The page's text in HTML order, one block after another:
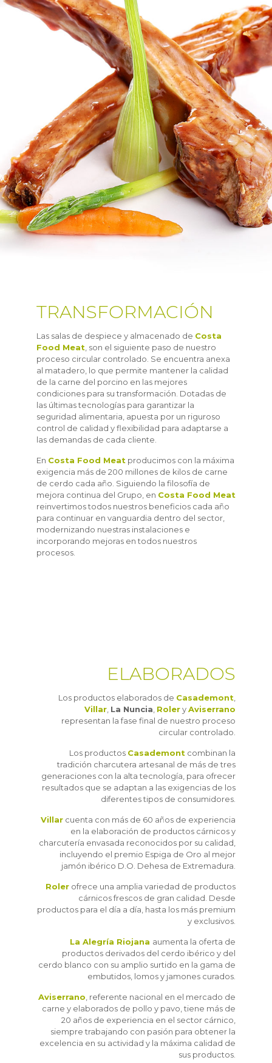
TRANSFORMACIÓN
Las salas de despiece y almacenado de Costa
Food Meat , son el siguiente paso de nuestro
proceso circular controlado. Se encuentra anexa
al matadero, lo que permite mantener la calidad
de la carne del porcino en las mejores
condiciones para su transformación. Dotadas de
las últimas tecnologías para garantizar la
seguridad alimentaria, apuesta por un riguroso
control de calidad y flexibilidad para adaptarse a
las demandas de cada cliente.
En Costa Food Meat producimos con la máxima
exigencia más de 200 millones de kilos de carne
de cerdo cada año. Siguiendo la filosofía de
mejora continua del Grupo, en Costa Food Meat
reinvertimos todos nuestros beneficios cada año
para continuar en vanguardia dentro del sector,
modernizando nuestras instalaciones e
incorporando mejoras en todos nuestros
procesos.
ELABORADOS
Los productos elaborados de Casademont
Villar La Nuncia RoleryAviserrano
representan la fase final de nuestro proceso
circular controlado.
Los productos Casademont combinan la
tradición charcutera artesanal de más de tres
generaciones con la alta tecnología, para ofrecer
resultados que se adaptan a las exigencias de los
diferentes tipos de consumidores.
Villar cuenta con más de 60 años de experiencia
en la elaboración de productos cárnicos y
charcutería envasada reconocidos por su calidad,
incluyendo el premio Espiga de Oro al mejor
jamón ibérico D.O. Dehesa de Extremadura.
Roler ofrece una amplia variedad de productos
cárnicos frescos de gran calidad. Desde
productos para el día a día, hasta los más premium
y exclusivos.
La Alegría Riojana aumenta la oferta de
productos derivados del cerdo ibérico y del
cerdo blanco con su amplio surtido en la gama de
embutidos, lomos y jamones curados.
Aviserrano , referente nacional en el mercado de
carne y elaborados de pollo y pavo, tiene más de
20 años de experiencia en el sector cárnico,
siempre trabajando con pasión para obtener la
excelencia en su actividad y la máxima calidad de
sus productos.